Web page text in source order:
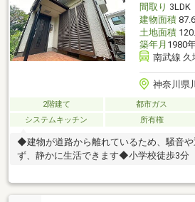
間取り 3LDK
建物面積
土地面積
築年月 1980
南武線 久
神奈川県
2階建て 都市ガス
システムキッチン
所有権
◆建物が道路から離れているため、騒音
ず、静かに生活できます◆小学校徒歩3分